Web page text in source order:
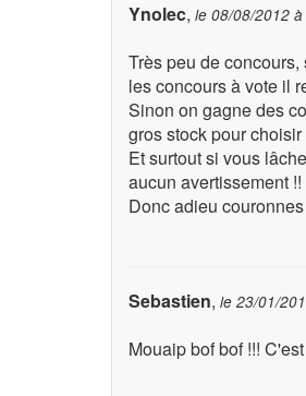
Ynolec, le 08/08/2012
Très peu de
les concours à vote il
Sinon on gagne des
gros stock pour
Et surtout si vous
aucun avertissement !!
Donc adieu
Sebastien, le 23/01/
Mouaip bof bof !!!